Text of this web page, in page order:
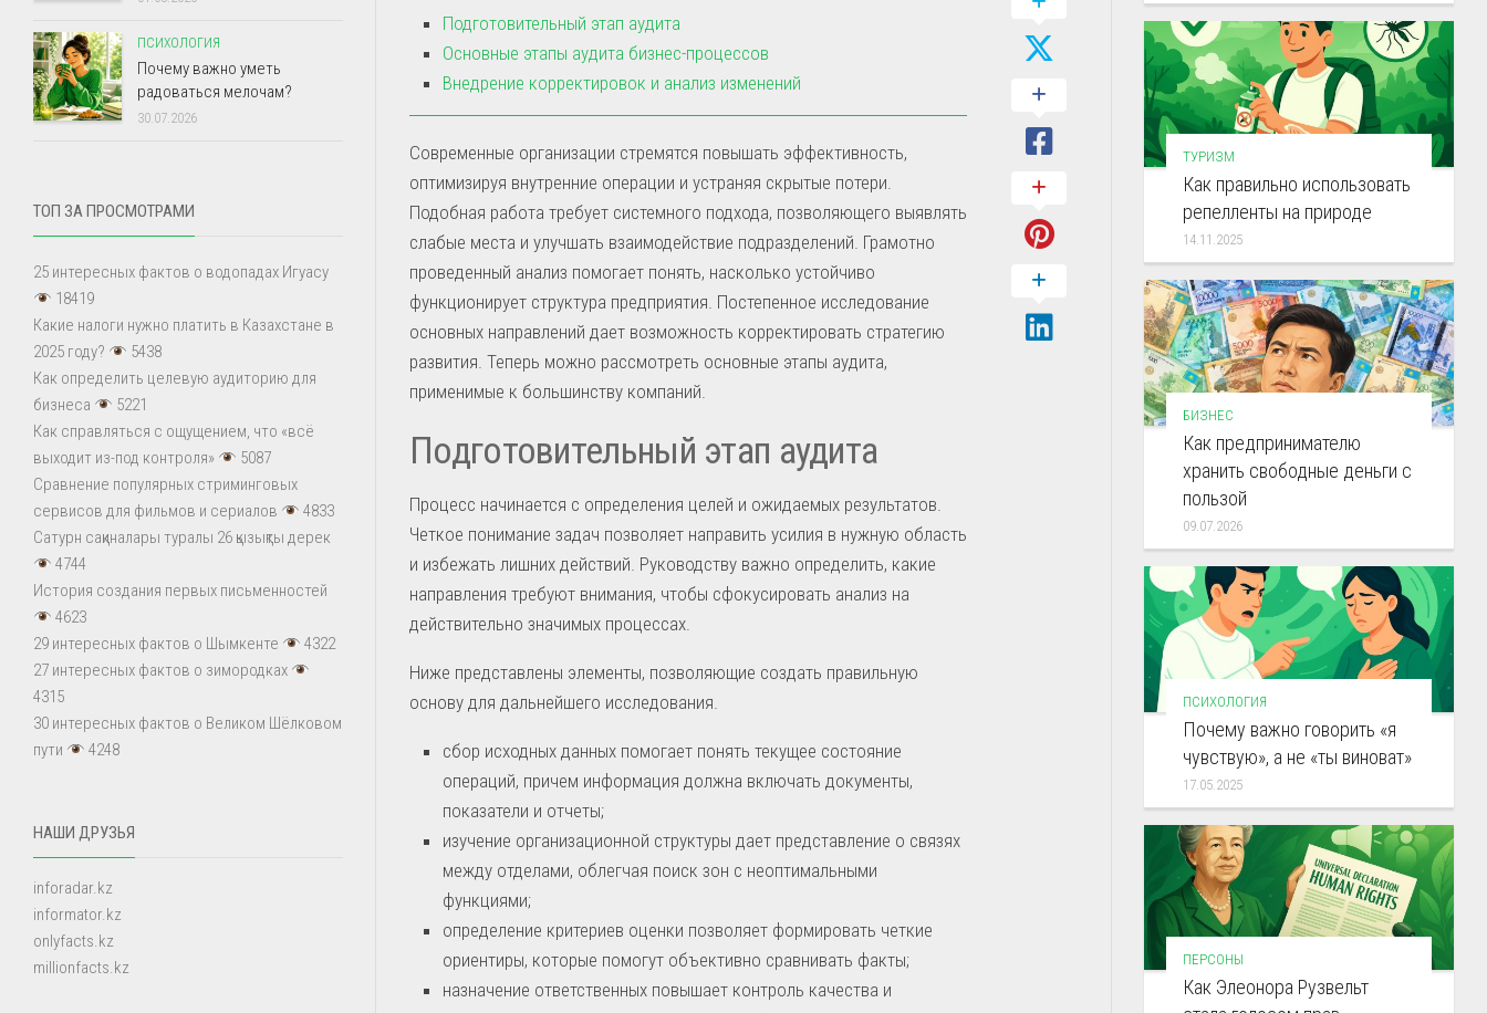
Подготовительный этап аудита
Основные этапы аудита бизнес-процессов
Внедрение корректировок и анализ изменений
Современные организации стремятся повышать эффективность,
оптимизируя внутренние операции и устраняя скрытые потери.
Подобная работа требует системного подхода, позволяющего выявлять
слабые места и улучшать взаимодействие подразделений. Грамотно
проведенный анализ помогает понять, насколько устойчиво
функционирует структура предприятия. Постепенное исследование
основных направлений дает возможность корректировать стратегию
развития. Теперь можно рассмотреть основные этапы аудита,
применимые к большинству компаний.
Подготовительный этап аудита
Процесс начинается с определения целей и ожидаемых результатов.
Четкое понимание задач позволяет направить усилия в нужную область
и избежать лишних действий. Руководству важно определить, какие
направления требуют внимания, чтобы сфокусировать анализ на
действительно значимых процессах.
Ниже представлены элементы, позволяющие создать правильную
основу для дальнейшего исследования.
сбор исходных данных помогает понять текущее состояние
операций, причем информация должна включать документы,
показатели и отчеты;
изучение организационной структуры дает представление о связях
между отделами, облегчая поиск зон с неоптимальными
функциями;
определение критериев оценки позволяет формировать четкие
ориентиры, которые помогут объективно сравнивать факты;
назначение ответственных повышает контроль качества и
ПСИХОЛОГИЯ
Почему важно уметь
радоваться мелочам?
30.07.2026
ТОП ЗА ПРОСМОТРАМИ
25 интересных фактов о водопадах Игуасу
18419
Какие налоги нужно платить в Казахстане в
2025 году?
5438
Как определить целевую аудиторию для
бизнеса
5221
Как справляться с ощущением, что «всё
выходит из-под контроля»
5087
Сравнение популярных стриминговых
сервисов для фильмов и сериалов
4833
Сатурн сақиналары туралы 26 қызықты дерек
4744
История создания первых письменностей
4623
29 интересных фактов о Шымкенте
4322
27 интересных фактов о зимородках
4315
30 интересных фактов о Великом Шёлковом
пути
4248
НАШИ ДРУЗЬЯ
inforadar.kz
informator.kz
onlyfacts.kz
millionfacts.kz
ТУРИЗМ
Как правильно использовать
репелленты на природе
14.11.2025
БИЗНЕС
Как предпринимателю
хранить свободные деньги с
пользой
09.07.2026
ПСИХОЛОГИЯ
Почему важно говорить «я
чувствую», а не «ты виноват»
17.05.2025
ПЕРСОНЫ
Как Элеонора Рузвельт